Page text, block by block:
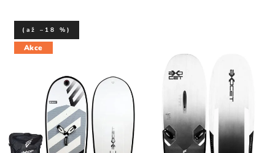
Akce
(až –18 %)